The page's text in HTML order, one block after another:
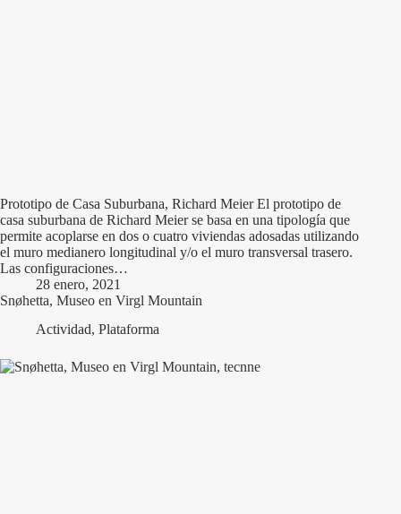
Prototipo de Casa Suburbana, Richard Meier El prototipo de
casa suburbana de Richard Meier se basa en una tipología que
permite acoplarse en dos o cuatro viviendas adosadas utilizando
el muro medianero longitudinal y/o el muro transversal trasero.
Las configuraciones…
28 enero, 2021
Snøhetta, Museo en Virgl Mountain
Actividad, Plataforma